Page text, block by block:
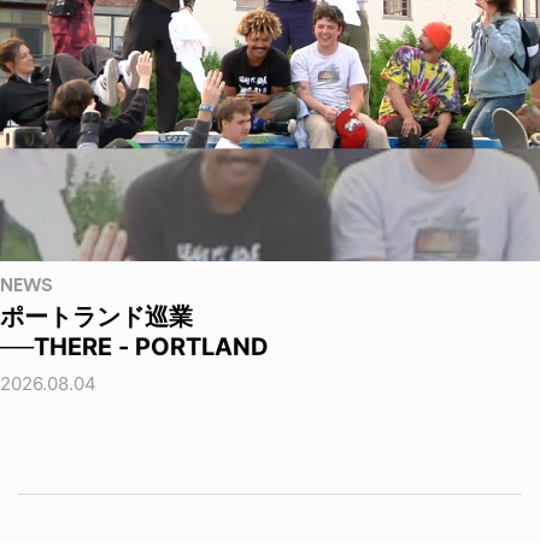
NEWS
ポートランド巡業
──THERE - PORTLAND
2026.08.04